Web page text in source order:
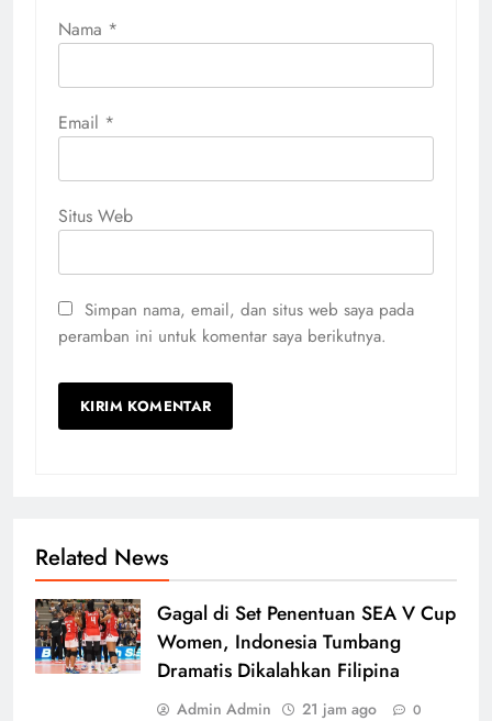
Nama *
Email *
Situs Web
Simpan nama, email, dan situs web saya pada
peramban ini untuk komentar saya berikutnya.
Related News
Gagal di Set Penentuan SEA V Cup
Women, Indonesia Tumbang
Dramatis Dikalahkan Filipina
Admin Admin 21 jam ago 0